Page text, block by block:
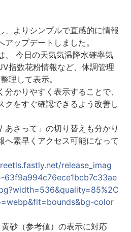
、よりシンプルで直感的に情報
ップデートしました。
、 今日の天気気温降水確率気
指数花粉情報など、体調管理
理して表示。
かりやすく表示することで、
クをすぐ確認できるよう改善し
さって」の切り替えも分かり
へ素早くアクセス可能になって
release_imag
color
砂（参考値）の表示に対応